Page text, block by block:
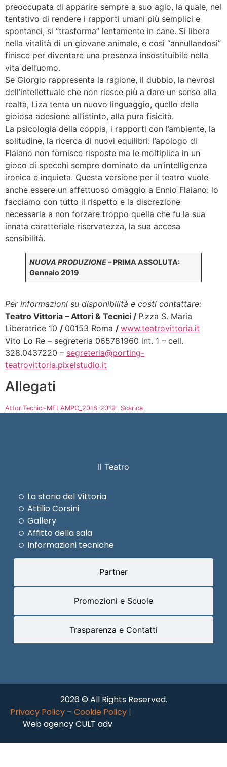
preoccupata di apparire sempre a suo agio, la quale, nel
tentativo di rendere i rapporti umani più semplici e
spontanei, si “trasforma” lentamente in cane. Si libera
nella vitalità di un giovane animale, e così “annullandosi”
finisce per diventare una presenza insostituibile nella
vita dell’uomo.
Se Giorgio rappresenta la ragione, il dubbio, la nevrosi
dell’intellettuale che non riesce più a dare un senso alla
realtà, Liza tenta un nuovo linguaggio, quello della
gioiosa adesione all’istinto, alla pura fisicità.
La psicologia della coppia, i rapporti con l’ambiente, la
solitudine, la ricerca di nuovi equilibri: l’apologo di
Flaiano non fornisce risposte ma le moltiplica in un
gioco di specchi sempre dominato da un’intelligenza
ironica e inquieta. Questa versione per il teatro vuole
anche essere un affettuoso omaggio a Ennio Flaiano: lo
facciamo con tutto il rispetto e la discrezione
necessaria a non forzare troppo quella che fu la sua
innata caratteriale riservatezza, la sua accesa
sensibilità.
NUOVA PRODUZIONE–PRIMA ASSOLUTA:
Gennaio 2019
Per informazioni su disponibilità e costi contattare:
Teatro Vittoria – Attori & Tecnici / P.zza S. Maria
Liberatrice 10 / 00153 Roma / www.teatrovittoria.it
Vito Lo Re – segreteria 065781960 int. 1 – cell.
328.0437220 – segreteria@porting-
teatrovittoria.pixelstudio.it
Allegati
AttoriTecnici-MELAMPO_2018-2019 Scarica
Il Teatro
Partner
Promozioni e Scuole
Trasparenza e Contatti
La storia del Vittoria
Attilio Corsini
Gallery
Affitto della sala
Informazioni tecniche
2026 © All Rights Reserved.
Privacy Policy – Cookie Policy |
Web agency CULT adv